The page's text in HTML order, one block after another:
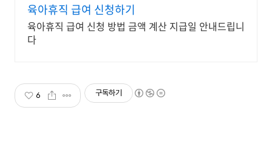
육아휴직 급여 신청하기
육아휴직 급여 신청 방법 금액 계산 지급일 안내드립니
다
6 구독하기